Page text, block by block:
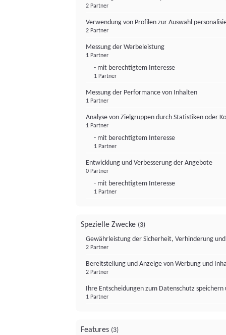
2 Partner
Verwendung von Profilen zur Auswahl
2 Partner
Messung der Werbeleistung
1 Partner
- mit berechtigtem Interesse
1 Partner
Messung der Performance von Inhalten
1 Partner
Analyse von Zielgruppen durch Statistiken oder
1 Partner
- mit berechtigtem Interesse
1 Partner
Entwicklung und Verbesserung der Angebote
0 Partner
- mit berechtigtem Interesse
1 Partner
Spezielle Zwecke (3)
Gewährleistung der Sicherheit, Verhinderung
2 Partner
Bereitstellung und Anzeige von Werbung und
2 Partner
Ihre Entscheidungen zum Datenschutz
1 Partner
Features (3)